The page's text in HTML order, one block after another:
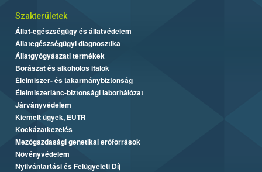
Szakterületek
Állat-egészségügy és állatvédelem
Állategészségügyi diagnosztika
Állatgyógyászati termékek
Borászat és alkoholos italok
Élelmiszer- és takarmánybiztonság
Élelmiszerlánc-biztonsági laborhálózat
Járványvédelem
Kiemelt ügyek, EUTR
Kockázatkezelés
Mezőgazdasági genetikai erőforrások
Növényvédelem
Nyilvántartási és Felügyeleti Díj